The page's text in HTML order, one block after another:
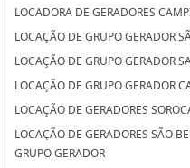
LOCADORA DE GERADORES
LOCAÇÃO DE GRUPO GERADOR
LOCAÇÃO DE GRUPO GERADOR
LOCAÇÃO DE GRUPO GERADOR
LOCAÇÃO DE GERADORES
LOCAÇÃO DE GERADORES SÃO
LOCAÇÃO DE GERADORES PARA
GRUPO GERADOR